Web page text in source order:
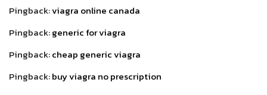
Pingback:viagra online canada
Pingback:generic for viagra
Pingback:cheap generic viagra
Pingback:buy viagra no prescription